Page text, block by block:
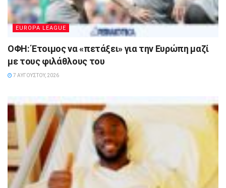
EUROPA LEAGUE
ΟΦΗ: Έτοιμος να «πετάξει» για την Ευρώπη μαζί
με τους φιλάθλους του
7 ΑΥΓΟΎΣΤΟΥ, 2026